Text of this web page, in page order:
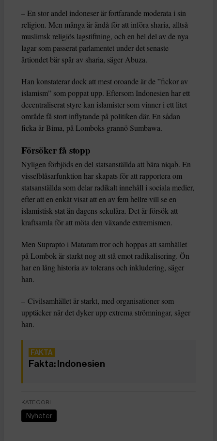
– En stor andel indoneser är fortfarande moderata i sin
religion. Men många är ändå för att införa sharia, alltså
muslimsk religiös lagstiftning, och en hel del av de nya
lagar som passerat parlamentet under det senaste
årtiondet bär spår av sharia, säger Abuza.
Han konstaterar dock att mest oroande är de ”fickor av
islamism” som poppat upp. Eftersom Indonesien har ett
decentraliserat styre kan islamister som vinner i ett litet
område få stort inflytande på politiken där. En sådan
ficka är Bima, på Lomboks grannö Sumbawa.
Försöker få stopp
Nyligen förbjöds en del statsanställda att bära niqab. En
visselblåsarfunktion har skapats för att rapportera om
statsanställda som delar radikalt innehåll i sociala medier,
efter att en enkät visat att en av fem hellre vill se en
islamistisk stat än dagens sekulära. Det är försök att
kraftsamla för att möta den växande extremismen.
Men Suprapto i Mataram tror och hoppas att samhället
på Lombok är starkt nog att stå emot radikalisering. Ön
har en lång historia av tolerans och inkludering, säger
han.
– Civilsamhället är starkt, med organisationer som
upptäcker när det dyker upp extrema strömningar, säger
han.
Fakta: Indonesien
KATEGORI
Nyheter